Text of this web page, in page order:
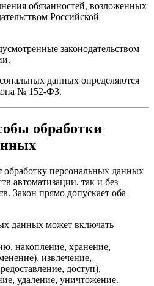
обязанностей, возложенных
Российской
законодательством
данных определяются
№ 152-ФЗ.
обработки
обработку персональных данных
автоматизации, так и без
Закон прямо допускает оба
данных может включать
накопление, хранение,
извлечение,
доступ),
удаление, уничтожение.